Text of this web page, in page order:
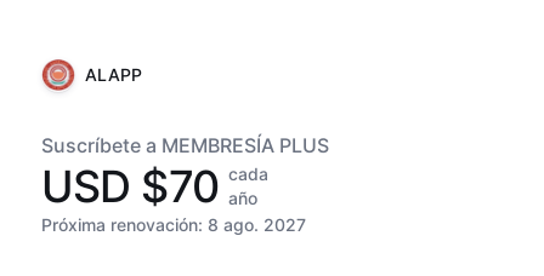
ALAPP
Suscríbete a MEMBRESÍA PLUS
USD $70 cada
año
Próxima renovación: 8 ago. 2027